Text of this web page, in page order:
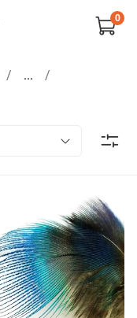
0
...